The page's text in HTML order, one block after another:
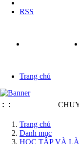
RSS
Trang chủ
: :
Trang chủ
Danh mục
HỌC TẬP VÀ